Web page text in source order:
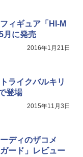
ィギュア「HI-M
月に発売
2016年1月21日
ライクバルキリ
登場
2015年11月3日
ディのザコメ
ード」レビュー